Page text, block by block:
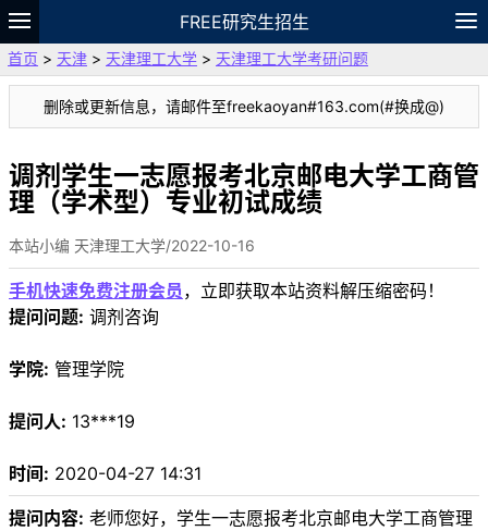
FREE研究生招生
题库
故事 专题 APP 笔记
论坛
VIP
资料
首页 > 天津 > 天津理工大学 > 天津理工大学考研问题
删除或更新信息，请邮件至freekaoyan#163.com(#换成@)
调剂学生一志愿报考北京邮电大学工商管
理（学术型）专业初试成绩
本站小编 天津理工大学/2022-10-16
手机快速免费注册会员 ，立即获取本站资料解压缩密码！
提问问题: 调剂咨询
学院: 管理学院
提问人: 13***19
时间: 2020-04-27 14:31
提问内容: 老师您好，学生一志愿报考北京邮电大学工商管理